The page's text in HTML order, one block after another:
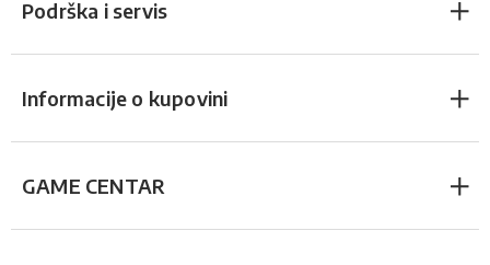
Podrška i servis
Informacije o kupovini
GAME CENTAR